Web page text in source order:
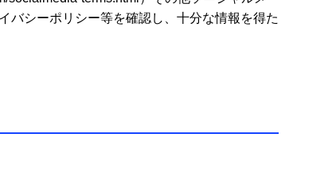
バシーポリシー等を確認し、十分な情報を得た